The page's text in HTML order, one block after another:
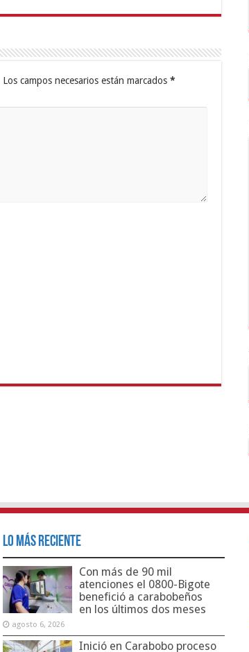
Los campos necesarios están marcados *
Lo Más Reciente
Con más de 90 mil
atenciones el 0800-Bigote
benefició a carabobeños
en los últimos dos meses
agosto 6, 2026
Inició en Carabobo proceso